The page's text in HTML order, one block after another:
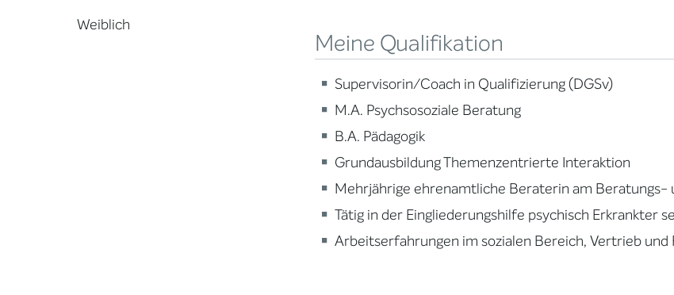
Weiblich
Meine Qualifikation
Supervisorin/Coach in Qualifizierung (DGSv)
M.A. Psychsosoziale Beratung
B.A. Pädagogik
Grundausbildung Themenzentrierte Interaktion
Mehrjährige ehrenamtliche Beraterin am Beratungs-
Tätig in der Eingliederungshilfe psychisch Erkrankter
Arbeitserfahrungen im sozialen Bereich, Vertrieb und